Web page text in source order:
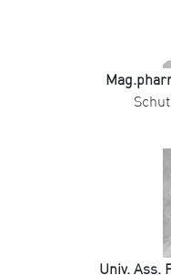
Univ. Ass.